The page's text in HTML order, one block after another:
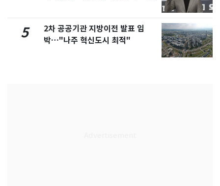
5
2차 공공기관 지방이전 발표 임
박…"나주 혁신도시 최적"